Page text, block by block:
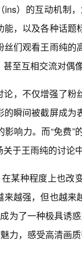
ins）的互动机制
能，以及各种话
丝们观看王雨纯
至互相交流对偶
论，不仅增强了粉
的瞬间被截屏成
影响力。而“免费
于王雨纯的讨论
在某种程度上也
越强，但也越来
为了一种极具诱
力，感受高清画